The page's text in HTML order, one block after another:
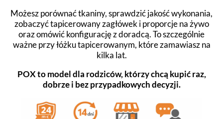
Możesz porównać tkaniny, sprawdzić jakość wykonania,
zobaczyć tapicerowany zagłówek i proporcje na żywo
oraz omówić konfigurację z doradcą. To szczególnie
ważne przy łóżku tapicerowanym, które zamawiasz na
kilka lat.
POX to model dla rodziców, którzy chcą kupić raz,
dobrze i bez przypadkowych decyzji.